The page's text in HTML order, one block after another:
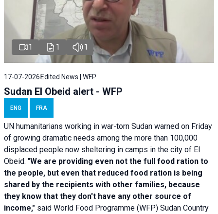
1 1 1
17-07-2026 Edited News | WFP
Sudan El Obeid alert - WFP
ENG FRA
UN humanitarians working in war-torn Sudan warned on Friday
of growing dramatic needs among the more than 100,000
displaced people now sheltering in camps in the city of El
Obeid. "We are providing even not the full food ration to
the people, but even that reduced food ration is being
shared by the recipients with other families, because
they know that they don't have any other source of
income," said World Food Programme (WFP) Sudan Country